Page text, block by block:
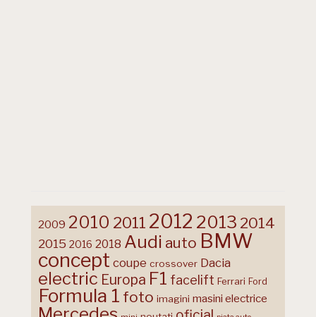
2009 2010 2011 2012 2013 2014
2015 2016 2018 Audi auto BMW
concept coupe crossover Dacia
electric Europa F1 facelift Ferrari Ford
Formula 1 foto imagini masini electrice